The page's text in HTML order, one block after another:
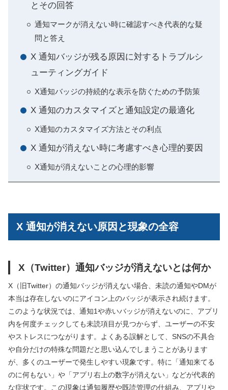
とその回答
通知マークが消えない時に確認すべき代表的な疑
問と答え
X 通知バッジが残る原因に対するトラブルシ
ューティングガイド
X通知バッジの持続的な表示を防ぐための予防策
X 通知のカスタマイズと通知設定の最適化
X通知のカスタマイズ方法とその利点
X 通知が消えない時に考慮すべき心理的要因
X通知が消えないことの心理的影響
X 通知が消えない原因と現象の全容
X（Twitter）通知バッジが消えないとは何か
X（旧Twitter）の通知バッジが消えない場合、未読の通知やDMが
本当は存在しないのにアイコン上のバッジが表示され続けます。
このような状況では、通知1や赤いバッジが消えないのに、アプリ
内を何度チェックしても未読項目が見つからず、ユーザーの不安
やストレスにつながります。よくある誤解として、SNSの不具合
や自分だけの特殊な問題だと思い込んでしまうことがあります
が、多くのユーザーで発生しやすい現象です。特に「通知来てる
のに何もない」や「アプリ右上の数字が消えない」などが代表的
な症状です。この現象は通知履歴や既読管理の仕組み、アプリや